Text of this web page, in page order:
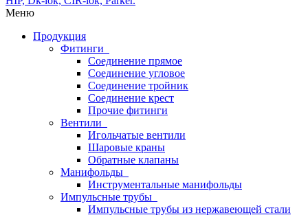
Меню
Продукция
Фитинги
Соединение прямое
Соединение угловое
Соединение тройник
Соединение крест
Прочие фитинги
Вентили
Игольчатые вентили
Шаровые краны
Обратные клапаны
Манифольды
Инструментальные манифольды
Импульсные трубы
Импульсные трубы из нержавеющей стали